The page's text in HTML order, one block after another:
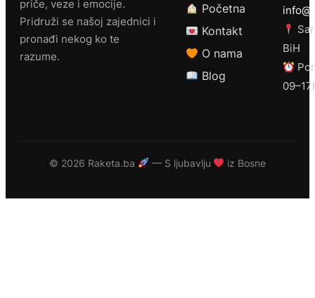
priče, veze i emocije.
Pridruži se našoj zajednici i
pronađi nekog ko te
razume.
Početna
Kontakt
O nama
Blog
BiH
© 2026 Raketa.ba — S ljubavlju iz Bosne